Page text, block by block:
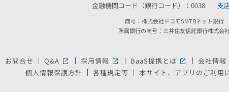
金融機関コード（銀行コード）：0038 支
商号：株式会社ドコモSMTBネット銀行
所属銀行の商号：三井住友信託銀行株式会
お問合せ Q&A新しいウィンドウで開きます。
採用情報新しいウィンドウで開きます。
BaaS提携とは 新しいウィン
会社情報
個人情報保護方針
各種規定等 本サイト、アプリのご利用